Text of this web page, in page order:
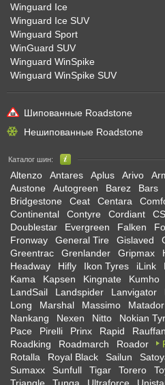
Winguard Ice
Winguard Ice SUV
Winguard Sport
WinGuard SUV
Winguard WinSpike
Winguard WinSpike SUV
Шипованные Roadstone
Нешипованные Roadstone
Каталог шин:
Altenzo Antares Aplus Arivo
Austone
Autogreen Barez Bars
Bridgestone
Ceat Centara
Continental
Contyre Cordiant
Doublestar
Evergreen Falken
Fronway
General Tire Gislaved
Greentrac
Grenlander Gripmax
Headway
Hifly Ikon Tyres iLink
Kama
Kapsen Kingnate Kumho
LandSail
Landspider Lanvigator
Long
Marshal Massimo Matador
Nankang
Nexen Nitto Nokian
Pace
Pirelli Prinx Rapid Rauffan
Roadking
Roadmarch Roador
Rotalla
Royal Black Sailun
Sumaxx
Sunfull Tigar Torero
Triangle
Tunga Ultraforce